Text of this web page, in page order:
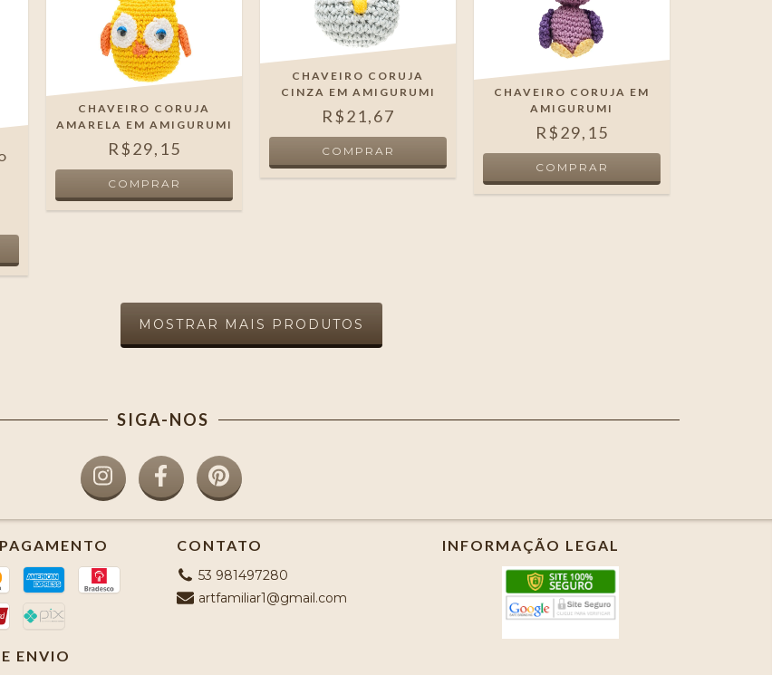
CHAVEIRO CORUJA
AMARELA EM AMIGURUMI
R$29,15
CHAVEIRO CORUJA
CINZA EM AMIGURUMI
R$21,67
CHAVEIRO CORUJA EM
AMIGURUMI
R$29,15
MOSTRAR MAIS PRODUTOS
SIGA-NOS
ENVIO
CONTATO
53 981497280
artfamiliar1@gmail.com
INFORMAÇÃO LEGAL